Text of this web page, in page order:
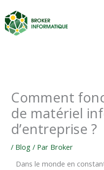
au
contenu
Comment
de matériel
d’entreprise ?
/ Blog / Par Broker
Dans le monde en